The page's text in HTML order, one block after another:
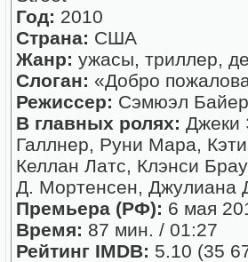
Год: 2010
Страна: США
Жанр: ужасы, триллер,
Слоган: «Добро
Режиссер: Сэмюэл Байер
В главных ролях: Джеки
Галлнер, Руни Мара,
Келлан Латс, Клэнси
Д. Мортенсен, Джулиана
Премьера (РФ): 6 мая
Время: 87 мин. / 01:27
Рейтинг IMDB: 5.10 (35